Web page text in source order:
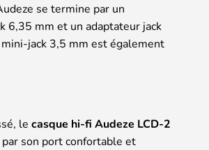
se termine par un
6,35 mm et un adaptateur jack
jack 3,5 mm est également
le casque hi-fi Audeze LCD-2
son port confortable et